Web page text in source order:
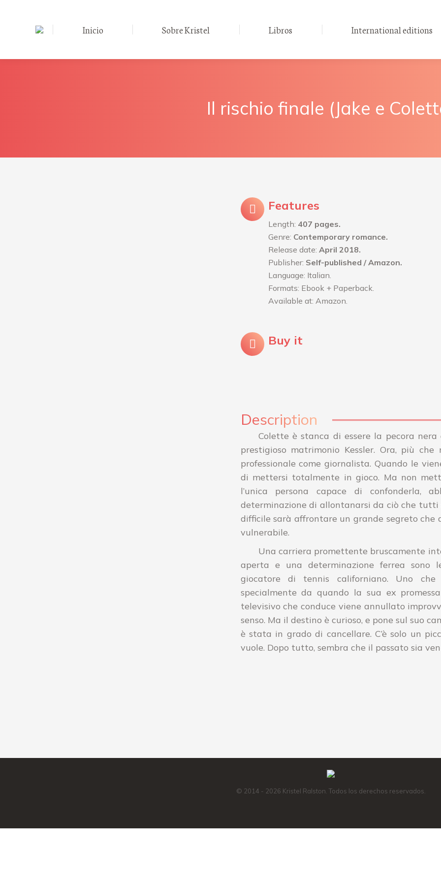
Inicio Sobre Kristel Libros International editions
Il rischio finale (Jake e
Features
Length: 407 pages.
Genre: Contemporary romance.
Release date: April 2018.
Publisher: Self-published / Amazon.
Language: Italian.
Formats: Ebook + Paperback.
Available at: Amazon.
Buy it
Description
Colette è stanca di essere la pecora
prestigioso matrimonio Kessler. Ora, più
professionale come giornalista. Quando le
di mettersi totalmente in gioco. Ma non
l’unica persona capace di confonderla,
determinazione di allontanarsi da ciò che
difficile sarà affrontare un grande segreto che
vulnerabile.
Una carriera promettente bruscamente
aperta e una determinazione ferrea sono
giocatore di tennis californiano. Uno
specialmente da quando la sua ex
televisivo che conduce viene annullato
senso. Ma il destino è curioso, e pone sul suo
è stata in grado di cancellare. C’è solo un
vuole. Dopo tutto, sembra che il passato sia
© 2014 - 2026 Kristel Ralston. Todos los derechos reservados.